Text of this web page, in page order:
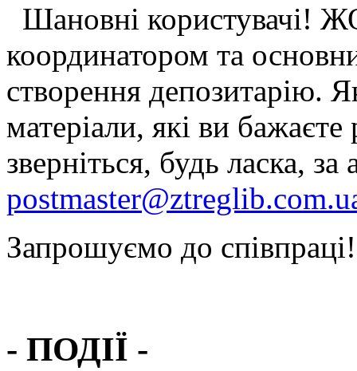
Шановні користувачі!
координатором та
створення депозитарію.
матеріали, які ви
зверніться, будь ласка,
Запрошуємо до співпраці!
- ПОДІЇ -